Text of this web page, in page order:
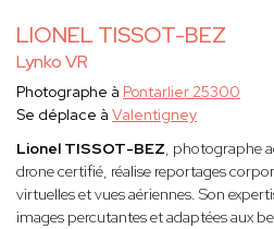
LIONEL TISSOT-BEZ
Lynko VR
Photographe à Pontarlier 25300
Se déplace à Valentigney
Lionel TISSOT-BEZ, photographe
drone certifié, réalise reportages
virtuelles et vues aériennes. Son
images percutantes et adaptées aux